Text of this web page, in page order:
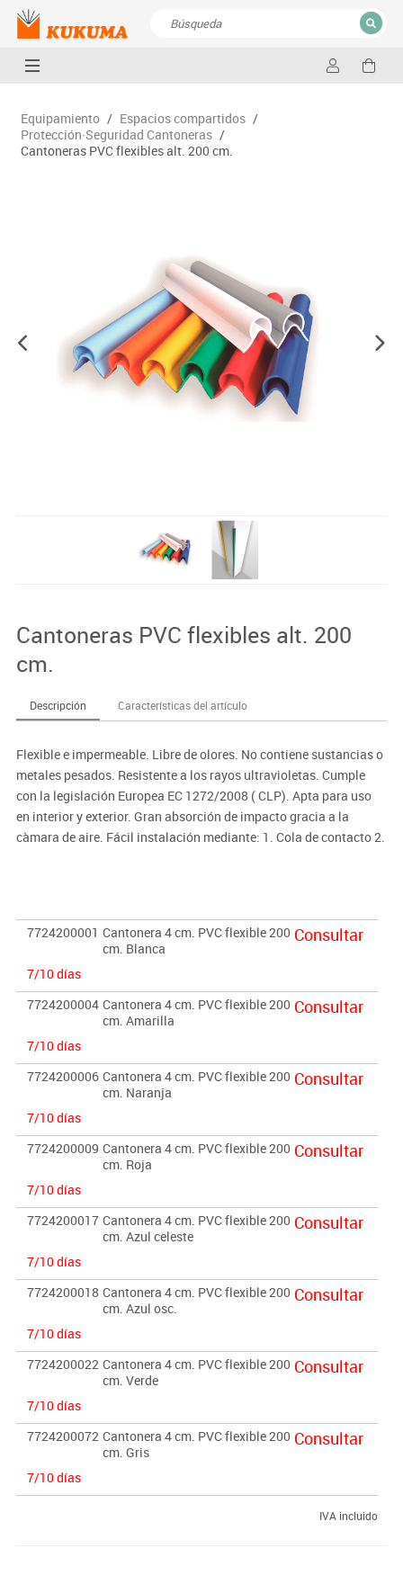
CERRAR
Equipamiento / Espacios compartidos /
Protección·Seguridad Cantoneras /
Cantoneras PVC flexibles alt. 200 cm.
Cantoneras PVC flexibles alt. 200
cm.
Descripción Características del artículo
Flexible e impermeable. Libre de olores. No contiene sustancias o
metales pesados. Resistente a los rayos ultravioletas. Cumple
con la legislación Europea EC 1272/2008 ( CLP). Apta para uso
en interior y exterior. Gran absorción de impacto gracia a la
càmara de aire. Fácil instalación mediante: 1. Cola de contacto 2.
7724200001 Cantonera 4 cm. PVC flexible 200
cm. Blanca
7/10 días
Consultar
7724200004 Cantonera 4 cm. PVC flexible 200
cm. Amarilla
7/10 días
Consultar
7724200006 Cantonera 4 cm. PVC flexible 200
cm. Naranja
7/10 días
Consultar
7724200009 Cantonera 4 cm. PVC flexible 200
cm. Roja
7/10 días
Consultar
7724200017 Cantonera 4 cm. PVC flexible 200
cm. Azul celeste
7/10 días
Consultar
7724200018 Cantonera 4 cm. PVC flexible 200
cm. Azul osc.
7/10 días
Consultar
7724200022 Cantonera 4 cm. PVC flexible 200
cm. Verde
7/10 días
Consultar
7724200072 Cantonera 4 cm. PVC flexible 200
cm. Gris
7/10 días
Consultar
IVA incluido